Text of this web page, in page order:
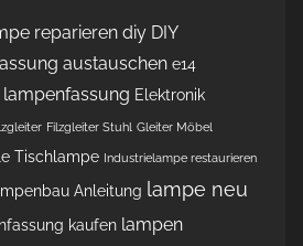
reparieren diy DIY
austauschen e14
lampenfassung Elektronik
Filzgleiter Stuhl Gleiter Möbel
Tischlampe Industrielampe restaurieren
Anleitung lampe neu
kaufen lampen